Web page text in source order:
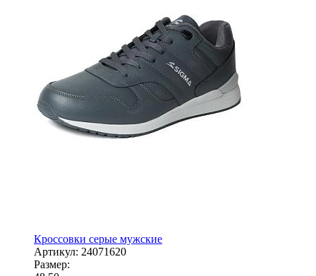
Кроссовки серые мужские
Артикул: 24071620
Размер: